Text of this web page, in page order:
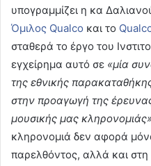
υπογραμμίζει η κα
Όμιλος Qualco και το
σταθερά το έργο του
εγχείρημα αυτό σε «μία
της εθνικής
στην προαγωγή της
μουσικής μας κληρονομιάς»
κληρονομιά δεν αφορά
παρελθόντος, αλλά και